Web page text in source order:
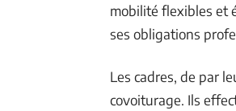
mobilité flexibles et
ses obligations
Les cadres, de par
covoiturage. Ils